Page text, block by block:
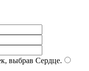
выбрав Сердце.